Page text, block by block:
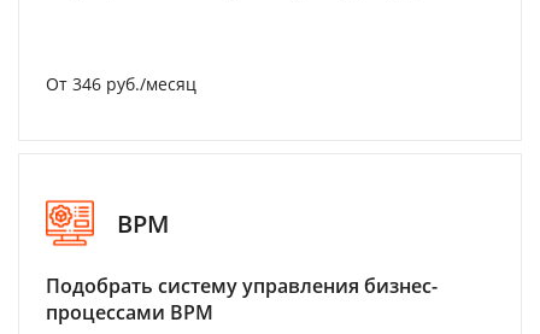
От 346 руб./месяц
BPM
Подобрать систему управления бизнес-
процессами BPM